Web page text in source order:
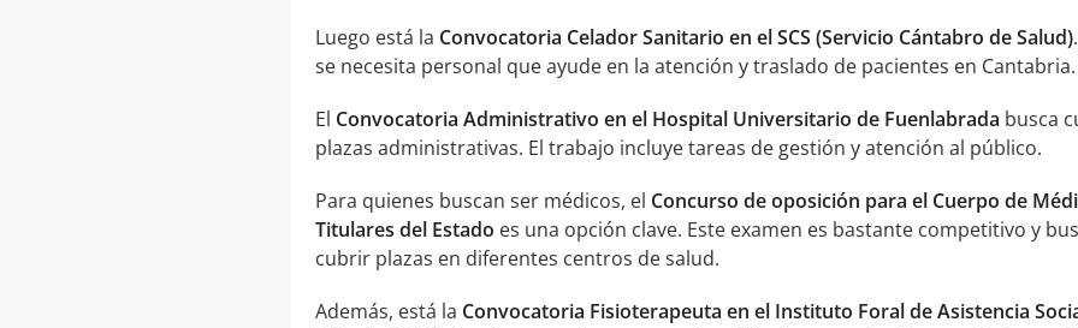
Luego está la Convocatoria Celador Sanitario en el SCS (Servicio Cántabro de Salud)
se necesita personal que ayude en la atención y traslado de pacientes en Cantabria.
El Convocatoria Administrativo en el Hospital Universitario de Fuenlabrada busca
plazas administrativas. El trabajo incluye tareas de gestión y atención al público.
Para quienes buscan ser médicos, el Concurso de oposición para el Cuerpo de
Titulares del Estado es una opción clave. Este examen es bastante competitivo y
cubrir plazas en diferentes centros de salud.
Además, está la Convocatoria Fisioterapeuta en el Instituto Foral de Asistencia